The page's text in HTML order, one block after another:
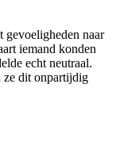
naar
iemand konden
echt neutraal.
ze dit onpartijdig